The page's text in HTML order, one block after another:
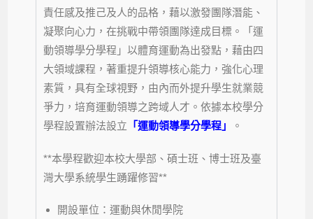
責任感及推己及人的品格，藉以激發團隊潛能、
凝聚向心力，在挑戰中帶領團隊達成目標。「運
動領導學分學程」以體育運動為出發點，藉由四
大領域課程，著重提升領導核心能力，強化心理
素質，具有全球視野，由內而外提升學生就業競
爭力，培育運動領導之跨域人才。依據本校學分
學程設置辦法設立 「運動領導學分學程」 。
**本學程歡迎本校大學部、碩士班、博士班及臺
灣大學系統學生踴躍修習**
開設單位：運動與休閒學院